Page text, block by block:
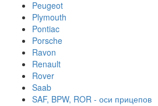
Peugeot
Plymouth
Pontiac
Porsche
Ravon
Renault
Rover
Saab
SAF, BPW, ROR - оси прицепов